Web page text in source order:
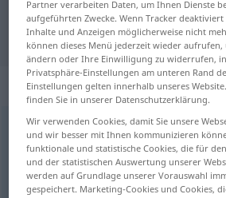
"dadurch" Norwegisch
„dadurch“
dadurch
Übersicht aller Übersetzungen
(Für mehr Details die Übersetzung
Partner verarbeiten Daten, um Ihnen Dienste
aufgeführten Zwecke. Wenn Tracker
Inhalte und Anzeigen möglicherweise nicht
können dieses Menü jederzeit wieder
ändern oder Ihre Einwilligung zu widerrufen,
Privatsphäre-Einstellungen am unteren Rand
Einstellungen gelten innerhalb unseres
finden Sie in unserer Datenschutzerklärung.
Wir verwenden Cookies, damit Sie unsere
und wir besser mit Ihnen kommunizieren
funktionale und statistische Cookies, die für
und der statistischen Auswertung unserer
werden auf Grundlage unserer Vorauswahl
gespeichert. Marketing-Cookies und Cookies,